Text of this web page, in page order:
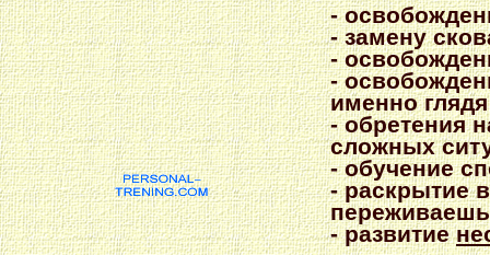
-
- замену
-
-
именно
- обретения
сложных
- обучение
- раскрытие
- развитие